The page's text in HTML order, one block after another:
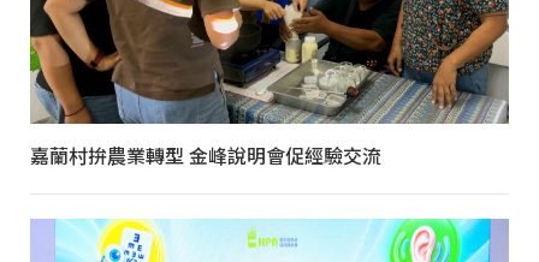
嘉蘭村拚農業轉型 金峰說明會促經驗交流